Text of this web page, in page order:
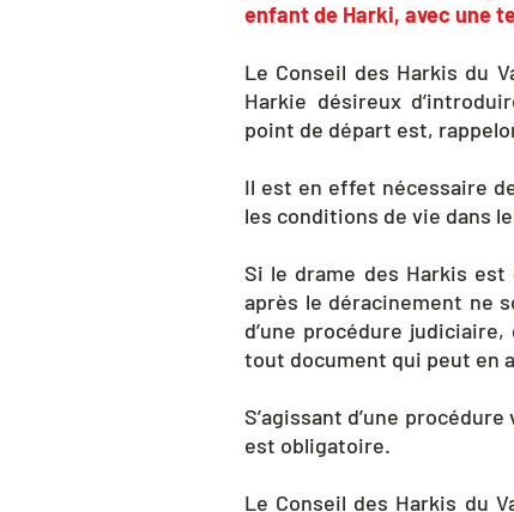
enfant de Harki, avec une
Le Conseil des Harkis du
Harkie désireux
point de départ est,
Il est en effet nécessaire
les conditions de vie dans
Si le drame des Harkis
après le déracinement ne
d’une procédure
tout document qui peut en
S’agissant d’une
est obligatoire.
Le Conseil des Harkis du